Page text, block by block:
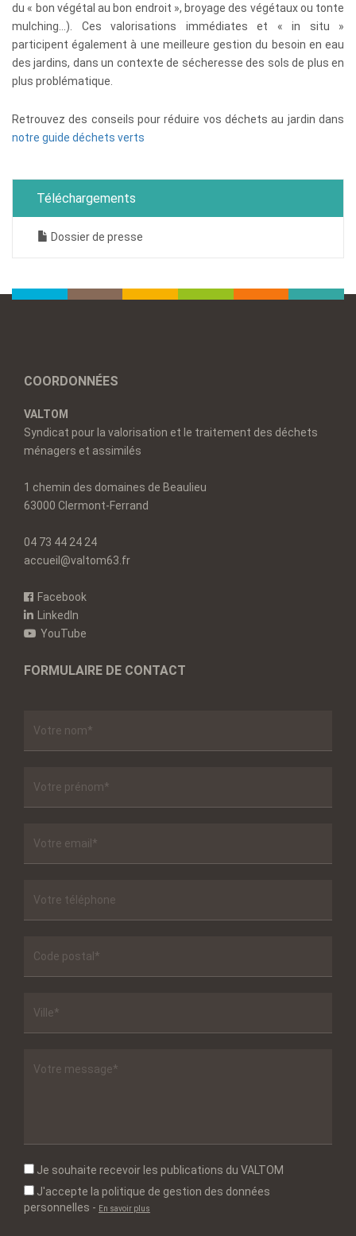
du « bon végétal au bon endroit », broyage des végétaux ou tonte
mulching…). Ces valorisations immédiates et « in situ »
participent également à une meilleure gestion du besoin en eau
des jardins, dans un contexte de sécheresse des sols de plus en
plus problématique.
Retrouvez des conseils pour réduire vos déchets au jardin dans
notre guide déchets verts
Téléchargements
Dossier de presse
COORDONNÉES
VALTOM
Syndicat pour la valorisation et le traitement des déchets
ménagers et assimilés
1 chemin des domaines de Beaulieu
63000 Clermont-Ferrand
04 73 44 24 24
accueil@valtom63.fr
Facebook
LinkedIn
YouTube
FORMULAIRE DE CONTACT
Je souhaite recevoir les publications du VALTOM
J'accepte la politique de gestion des données
personnelles - En savoir plus